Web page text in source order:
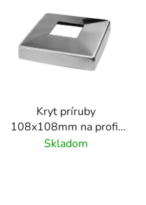
Kryt príruby
108x108mm na profil
40x40 mm, brúsený
Skladom